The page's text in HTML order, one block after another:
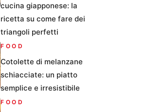
cucina giapponese: la
ricetta su come fare dei
triangoli perfetti
FOOD
Cotolette di melanzane
schiacciate: un piatto
semplice e irresistibile
FOOD